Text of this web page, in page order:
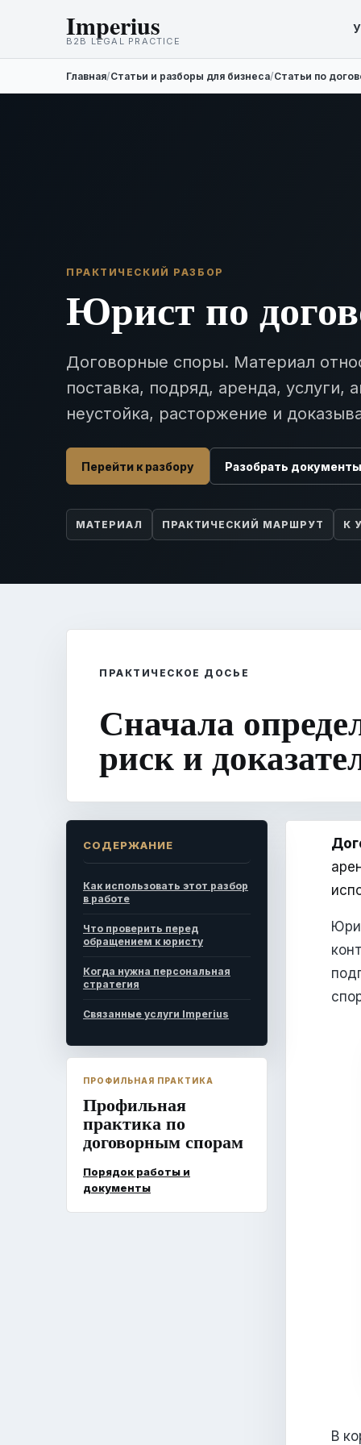
Imperius
B2B LEGAL PRACTICE
Главная/Статьи и разборы для бизнеса/Статьи по
ПРАКТИЧЕСКИЙ РАЗБОР
Юрист по
Договорные споры. Материал
поставка, подряд, аренда, услуги,
неустойка, расторжение и
Перейти к разбору Разобрать документы
МАТЕРИАЛ ПРАКТИЧЕСКИЙ МАРШРУТ К
ПРАКТИЧЕСКОЕ ДОСЬЕ
Сначала
риск и
СОДЕРЖАНИЕ
Как использовать этот разбор
в работе
Что проверить перед
обращением к юристу
Когда нужна персональная
стратегия
Связанные услуги Imperius
ПРОФИЛЬНАЯ ПРАКТИКА
Профильная
практика по
договорным спорам
Порядок работы и
документы
В